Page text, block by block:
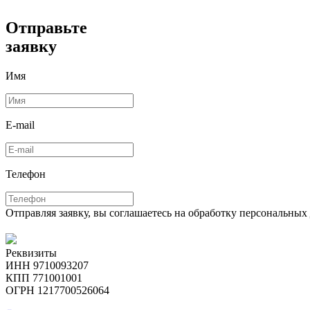
Отправьте
заявку
Имя
E-mail
Телефон
Отправляя заявку, вы соглашаетесь на обработку
Реквизиты
ИНН 9710093207
КПП 771001001
ОГРН 1217700526064